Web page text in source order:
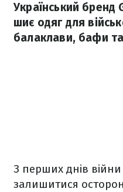
Український бренд
шиє одяг для
балаклави, бафи
З перших днів
залишитися